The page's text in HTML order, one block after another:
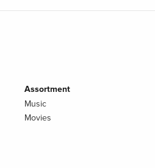
Assortment
Music
Movies